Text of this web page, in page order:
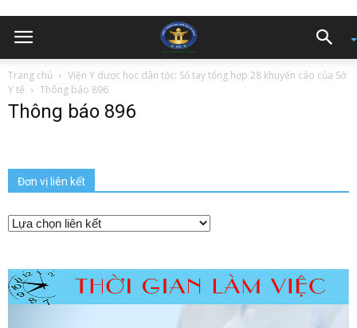
Trang chủ
Viện Y dược học dân tộc: Sổ tay tổng hợp 28 khuyến cáo của Sở
Y tế
Thông báo 896
Thông báo 896
Đơn vị liên kết